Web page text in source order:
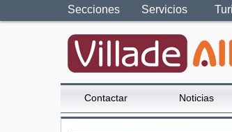
Secciones Servicios
Contactar Noticias